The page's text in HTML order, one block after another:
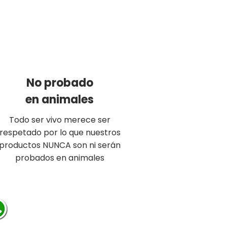
No probado
en animales
Todo ser vivo merece ser
respetado por lo que nuestros
productos NUNCA son ni serán
probados en animales